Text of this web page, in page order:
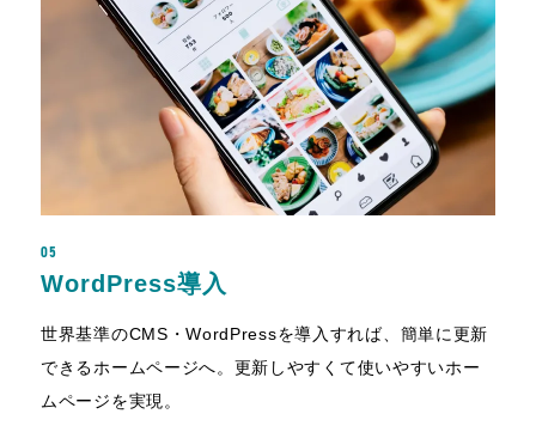
05
WordPress導入
世界基準のCMS・WordPressを導入すれば、簡単に更新
できるホームページへ。更新しやすくて使いやすいホー
ムページを実現。